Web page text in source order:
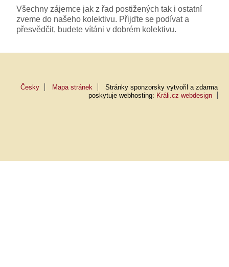
Všechny zájemce jak z řad postižených tak i ostatní
zveme do našeho kolektivu. Přijďte se podívat a
přesvědčit, budete vítáni v dobrém kolektivu.
Česky Mapa stránek
Stránky sponzorsky vytvořil a zdarma
poskytuje webhosting: Králi.cz webdesign